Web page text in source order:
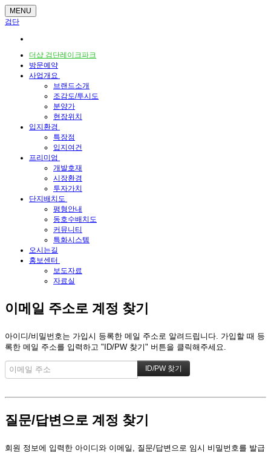
MENU
검단
더샵 검단레이크파크
방문예약
사업개요
브랜드소개
조감도/투시도
분양가
현장위치
입지환경
특장점
입지여건
프리미엄
개발호재
시장환경
투자가치
단지배치도
평형안내
동호수배치도
커뮤니티
특화시스템
오시는길
홍보센터
보도자료
자료실
이메일 주소로 계정 찾기
아이디/비밀번호는 가입시 등록한 메일 주소로 알려드립니다. 가입할 때 등
록한 메일 주소를 입력하고 "ID/PW 찾기" 버튼을 클릭해주세요.
질문/답변으로 계정 찾기
회원 정보에 입력한 아이디와 이메일, 질문/답변으로 임시 비밀번호를 발급